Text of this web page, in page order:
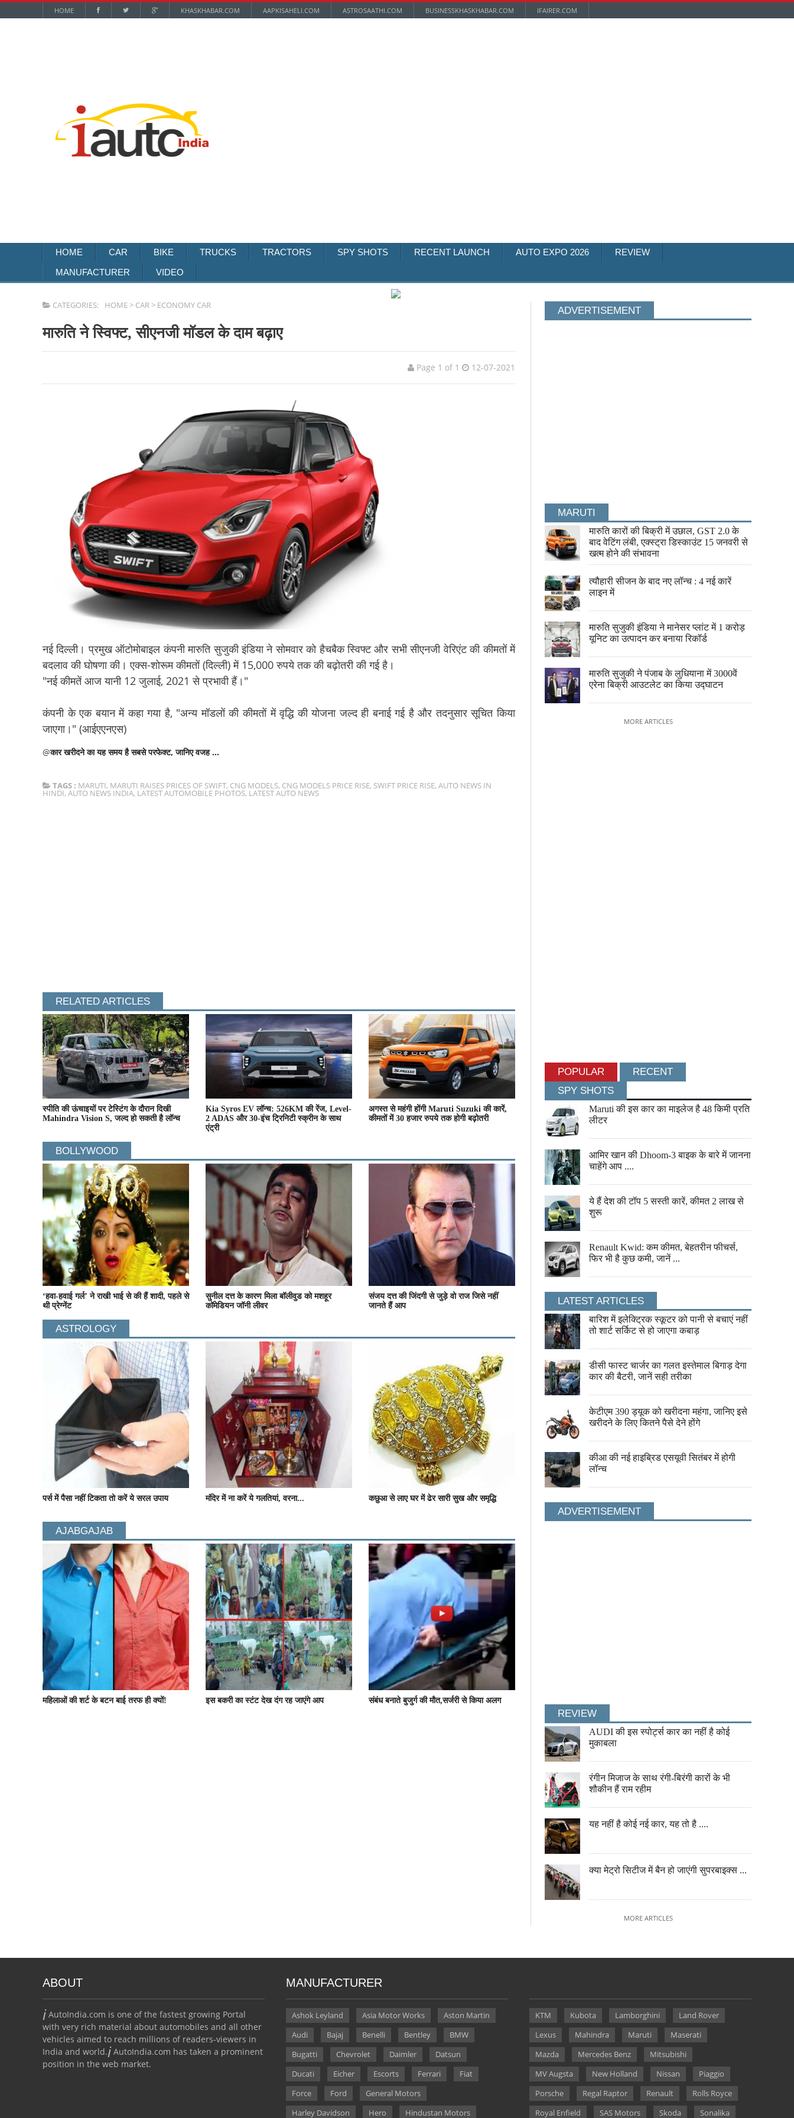
HOME KHASKHABAR.COM AAPKISAHELI.COM ASTROSAATHI.COM BUSINESSKHASKHABAR.COM IFAIRER.COM
HOME CAR BIKE TRUCKS TRACTORS SPY SHOTS RECENT LAUNCH AUTO EXPO 2026
REVIEW
MANUFACTURER
VIDEO
CATEGORIES: HOME> CAR> ECONOMY CAR
मारुति ने स्विफ्ट, सीएनजी मॉडल के दाम बढ़ाए
Page 1 of 1 12-07-2021
नई दिल्ली। प्रमुख ऑटोमोबाइल कंपनी मारुति सुजुकी इंडिया ने सोमवार को हैचबैक स्विफ्ट और सभी सीएनजी वेरिएंट की कीमतों में
बदलाव की घोषणा की। एक्स-शोरूम कीमतों (दिल्ली) में 15,000 रुपये तक की बढ़ोतरी की गई है।
"नई कीमतें आज यानी 12 जुलाई, 2021 से प्रभावी हैं।"
कंपनी के एक बयान में कहा गया है, "अन्य मॉडलों की कीमतों में वृद्धि की योजना जल्द ही बनाई गई है और तदनुसार सूचित किया
जाएगा।" (आईएएनएस)
@कार खरीदने का यह समय है सबसे परफेक्ट, जानिए वजह ...
TAGS : MARUTI, MARUTI RAISES PRICES OF SWIFT, CNG MODELS, CNG MODELS PRICE RISE, SWIFT PRICE RISE, AUTO NEWS IN
HINDI, AUTO NEWS INDIA, LATEST AUTOMOBILE PHOTOS, LATEST AUTO NEWS
RELATED ARTICLES
स्पीति की ऊंचाइयों पर टेस्टिंग के दौरान दिखी
Mahindra Vision S, जल्द हो सकती है लॉन्च
Kia Syros EV लॉन्च: 526KM की रेंज, Level-
2 ADAS और 30-इंच ट्रिनिटी स्क्रीन के साथ
एंट्री
अगस्त से महंगी होंगी Maruti Suzuki की कारें,
कीमतों में 30 हजार रुपये तक होगी बढ़ोतरी
भारत में लॉन्च होगी Mercedes-AMG E 53, 612
HP तक की पावर और 280 किमी/घंटा की टॉप
स्पीड
कार का सेंट्रल लॉक हो जाए
BOLLYWOOD
‘हवा-हवाई गर्ल’ ने राखी भाई से की हैं शादी, पहले से
थी प्रेग्नेंट
सुनील दत्त के कारण मिला बॉलीवुड को मशहूर
कॉमेडियन जॉनी लीवर
संजय दत्त की जिंदगी से जुड़े वो राज जिसे नहीं
जानते हैं आप
इस एक गाने ने मलाइका को रातों रात बनाया था
स्टार, जानते हैं फिगर मेंटेन के राज ...
ASTROLOGY
पर्स में पैसा नहीं टिकता तो करें ये सरल उपाय मंदिर में ना करें ये गलतियां, वरना... कछुआ से लाए घर में ढेर सारी सुख और समृद्धि
AJABGAJAB
महिलाओं की शर्ट के बटन बाई तरफ ही क्यों! इस बकरी का स्टंट देख दंग रह जाएंगे आप संबंध बनाते बुजुर्ग की मौत,सर्जरी से किया अलग
ADVERTISEMENT
MARUTI
मारुति कारों की बिक्री में उछाल, GST 2.0 के
बाद वेटिंग लंबी, एक्स्ट्रा डिस्काउंट 15 जनवरी से
खत्म होने की संभावना
त्यौहारी सीजन के बाद नए लॉन्च : 4 नई कारें
लाइन में
मारुति सुजुकी इंडिया ने मानेसर प्लांट में 1 करोड़
यूनिट का उत्पादन कर बनाया रिकॉर्ड
मारुति सुजुकी ने पंजाब के लुधियाना में 3000वें
एरेना बिक्री आउटलेट का किया उद्घाटन
MORE ARTICLES
POPULAR
RECENT
SPY SHOTS
Maruti की इस कार का माइलेज है 48 किमी प्रति
लीटर
आमिर खान की Dhoom-3 बाइक के बारे में जानना
चाहेंगे आप ....
ये हैं देश की टॉप 5 सस्ती कारें, कीमत 2 लाख से
शुरू
Renault Kwid: कम कीमत, बेहतरीन फीचर्स,
फिर भी है कुछ कमी, जानें ...
LATEST ARTICLES
बारिश में इलेक्ट्रिक स्कूटर को पानी से बचाएं नहीं
तो शार्ट सर्किट से हो जाएगा कबाड़
डीसी फास्ट चार्जर का गलत इस्तेमाल बिगाड़ देगा
कार की बैटरी, जानें सही तरीका
केटीएम 390 ड्यूक को खरीदना महंगा, जानिए इसे
खरीदने के लिए कितने पैसे देने होंगे
कीआ की नई हाइब्रिड एसयूवी सितंबर में होगी
लॉन्च
ADVERTISEMENT
REVIEW
AUDI की इस स्पोर्ट्स कार का नहीं है कोई
मुकाबला
रंगीन मिजाज के साथ रंगी-बिरंगी कारों के भी
शौकीन हैं राम रहीम
यह नहीं है कोई नई कार, यह तो है ....
क्या मेट्रो सिटीज में बैन हो जाएंगी सुपरबाइक्स ...
MORE ARTICLES
ABOUT
iAutoIndia.com is one of the fastest growing Portal
with very rich material about automobiles and all other
vehicles aimed to reach millions of readers-viewers in
India and world.iAutoIndia.com has taken a prominent
position in the web market.
MANUFACTURER
Ashok Leyland Asia Motor Works
Aston Martin
Audi
Bajaj Benelli Bentley
BMW
Bugatti
Chevrolet Daimler
Datsun
Ducati
Eicher Escorts Ferrari
Fiat
Force
Ford
General Motors
Harley Davidson
Hero Hindustan Motors
KTM Kubota Lamborghini
Land Rover
Lexus
Mahindra Maruti
Maserati
Mazda
Mercedes Benz
Mitsubishi
MV Augsta
New Holland Nissan
Piaggio
Porsche
Regal Raptor Renault
Rolls Royce
Royal Enfield
SAS Motors Skoda Sonalika